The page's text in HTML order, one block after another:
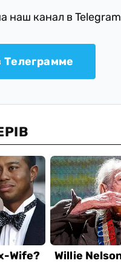
наш канал в Telegram
Телеграмме